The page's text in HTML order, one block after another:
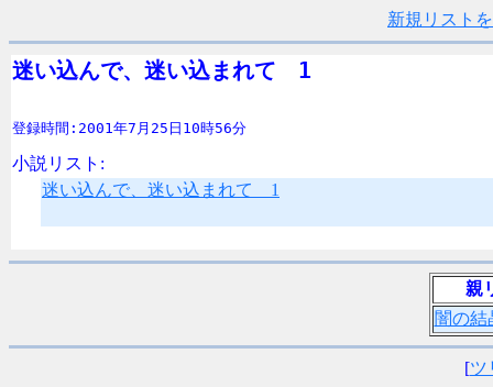
新規リスト
迷い込んで、迷い込まれて　1
登録時間:2001年7月25日10時56分
小説リスト:
迷い込んで、迷い込まれて 1
親
闇の結
[ツ